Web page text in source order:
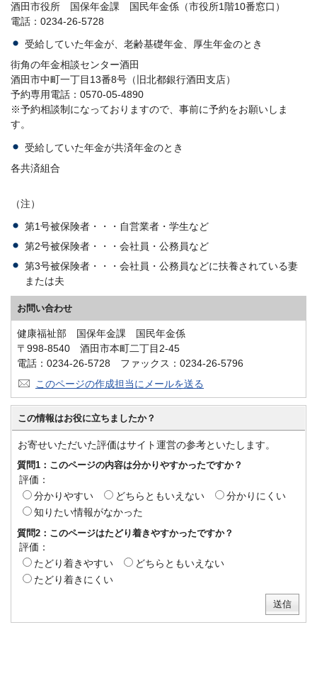
酒田市役所 国保年金課 国民年金係（市役所1階10番窓口）
電話：0234-26-5728
受給していた年金が、老齢基礎年金、厚生年金のとき
街角の年金相談センター酒田
酒田市中町一丁目13番8号（旧北都銀行酒田支店）
予約専用電話：0570-05-4890
※予約相談制になっておりますので、事前に予約をお願いしま
す。
受給していた年金が共済年金のとき
各共済組合
（注）
第1号被保険者・・・自営業者・学生など
第2号被保険者・・・会社員・公務員など
第3号被保険者・・・会社員・公務員などに扶養されている妻
または夫
お問い合わせ
健康福祉部 国保年金課 国民年金係
〒998-8540 酒田市本町二丁目2-45
電話：0234-26-5728 ファックス：0234-26-5796
このページの作成担当にメールを送る
この情報はお役に立ちましたか？
お寄せいただいた評価はサイト運営の参考といたします。
質問1：このページの内容は分かりやすかったですか？
評価：
分かりやすい
どちらともいえない
分かりにくい
知りたい情報がなかった
質問2：このページはたどり着きやすかったですか？
評価：
たどり着きやすい
どちらともいえない
たどり着きにくい